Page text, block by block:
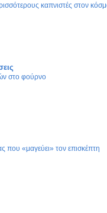
καπνιστές στον
στο φούρνο
που «μαγεύει» τον επισκέπτη